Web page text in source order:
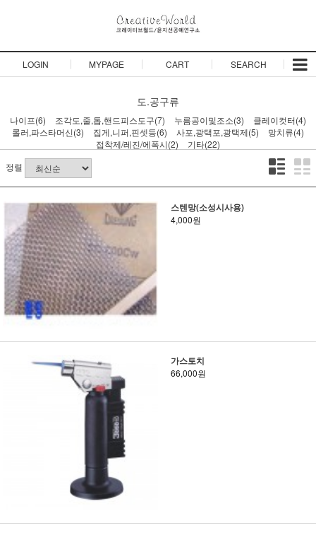
LOGIN MYPAGE CART SEARCH
도.공구류
나이프(6) 조각도,줄,톱,핸드피스도구(7) 누름공이및조소(3)
클레이컷터(4)
롤러,파스타머신(3)
집게,니퍼,핀셋등(6) 사포,광택포,광택제(5)
망치류(4)
접착제/레진/에폭시(2)
기타(22)
정렬
스텐망(소성시사용)
4,000원
가스토치
66,000원